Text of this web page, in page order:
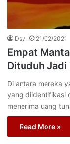
Dsy 21/02/2021
Empat
Dituduh Jadi
Di antara mereka
yang diidentifikasi
menerima uang
Read More »